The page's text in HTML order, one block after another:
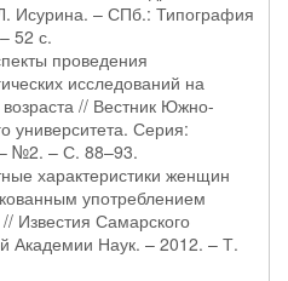
Исурина. – СПб.: Типография
52 с.
проведения
исследований на
// Вестник Южно-
университета. Серия:
№2. – С. 88–93.
характеристики женщин
употреблением
Известия Самарского
Академии Наук. – 2012. – Т.